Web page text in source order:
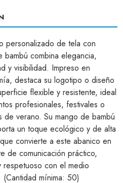
personalizado de tela con
bambú combina elegancia,
y visibilidad. Impreso en
destaca su logotipo o diseño
flexible y resistente, ideal
profesionales, festivales o
de verano. Su mango de bambú
un toque ecológico y de alta
convierte a este abanico en
de comunicación práctico,
respetuoso con el medio
(Cantidad mínima: 50)